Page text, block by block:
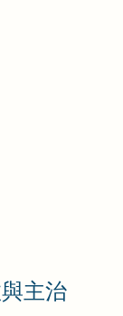
主治